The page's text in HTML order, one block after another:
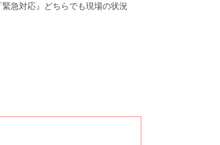
急対応』どちらでも現場の状況